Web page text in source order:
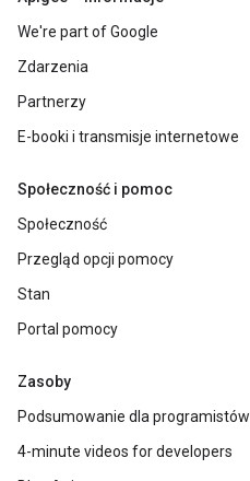
We're part of Google
Zdarzenia
Partnerzy
E-booki i transmisje internetowe
Społeczność i pomoc
Społeczność
Przegląd opcji pomocy
Stan
Portal pomocy
Zasoby
Podsumowanie dla programistów
4-minute videos for developers